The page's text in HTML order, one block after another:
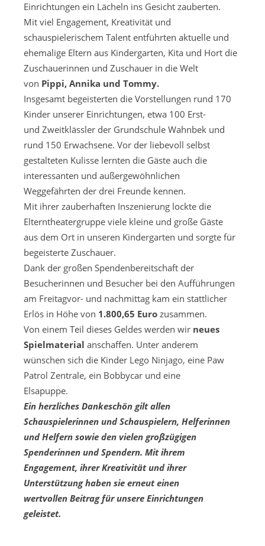
Einrichtungen ein Lächeln ins Gesicht zauberten.
Mit viel Engagement, Kreativität und
schauspielerischem Talent entführten aktuelle und
ehemalige Eltern aus Kindergarten, Kita und Hort die
Zuschauerinnen und Zuschauer in die Welt
von Pippi, Annika und Tommy.
Insgesamt begeisterten die Vorstellungen rund 170
Kinder unserer Einrichtungen, etwa 100 Erst-
und Zweitklässler der Grundschule Wahnbek und
rund 150 Erwachsene. Vor der liebevoll selbst
gestalteten Kulisse lernten die Gäste auch die
interessanten und außergewöhnlichen
Weggefährten der drei Freunde kennen.
Mit ihrer zauberhaften Inszenierung lockte die
Elterntheatergruppe viele kleine und große Gäste
aus dem Ort in unseren Kindergarten und sorgte für
begeisterte Zuschauer.
Dank der großen Spendenbereitschaft der
Besucherinnen und Besucher bei den Aufführungen
am Freitagvor- und nachmittag kam ein stattlicher
Erlös in Höhe von 1.800,65 Euro zusammen.
Von einem Teil dieses Geldes werden wir neues
Spielmaterial anschaffen. Unter anderem
wünschen sich die Kinder Lego Ninjago, eine Paw
Patrol Zentrale, ein Bobbycar und eine
Elsapuppe.
Ein herzliches Dankeschön gilt allen
Schauspielerinnen und Schauspielern, Helferinnen
und Helfern sowie den vielen großzügigen
Spenderinnen und Spendern. Mit ihrem
Engagement, ihrer Kreativität und ihrer
Unterstützung haben sie erneut einen
wertvollen Beitrag für unsere Einrichtungen
geleistet.